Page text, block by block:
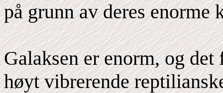
på grunn av deres enorme
Galaksen er enorm, og
høyt vibrerende